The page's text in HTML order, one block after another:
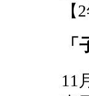
11